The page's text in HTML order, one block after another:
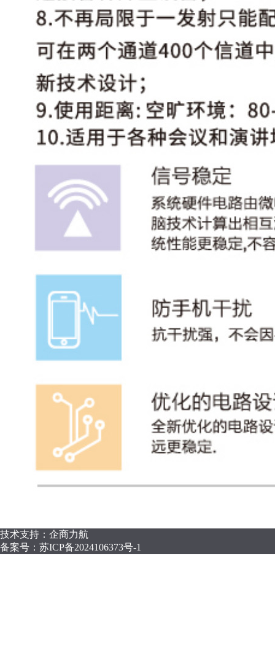
技术支持：企商力航
备案号： 苏ICP备2024106373号-1